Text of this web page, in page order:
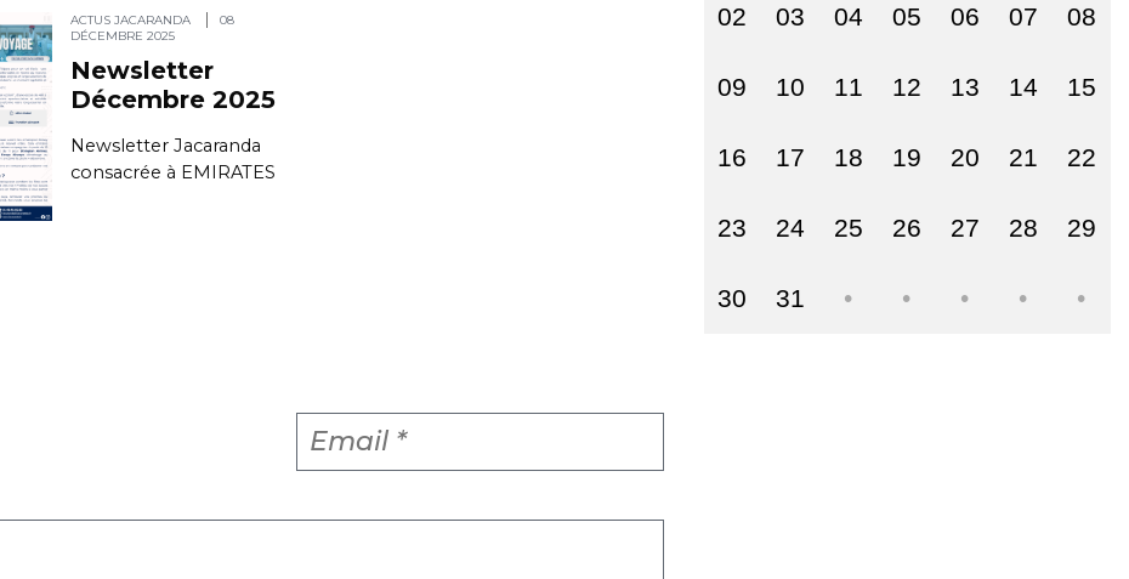
ACTUS JACARANDA
08
DÉCEMBRE 2025
Newsletter
Décembre 2025
Newsletter Jacaranda
consacrée à EMIRATES
02 03 04 05 06 07 08
09 10 11 12 13 14 15
16 17 18 19 20 21 22
23 24 25 26 27 28 29
30 31